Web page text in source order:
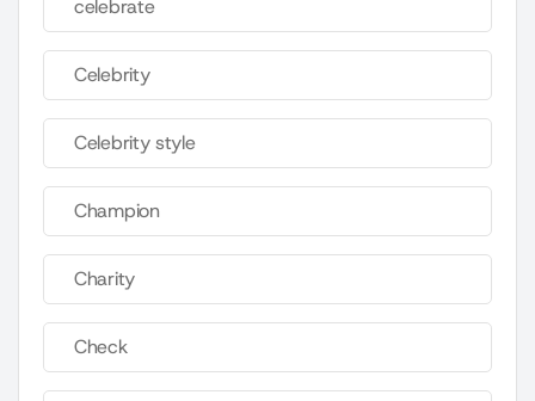
celebrate
Celebrity
Celebrity style
Champion
Charity
Check